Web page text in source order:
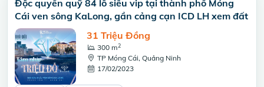
Độc quyền quỹ 84 lô siêu vip tại thành phố Móng
Cái ven sông KaLong, gần cảng cạn ICD LH xem đất
31 Triệu Đồng
300 m2
TP Móng Cái, Quảng Ninh
17/02/2023